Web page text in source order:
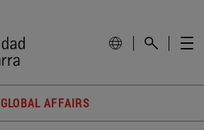
GLOBAL AFFAIRS